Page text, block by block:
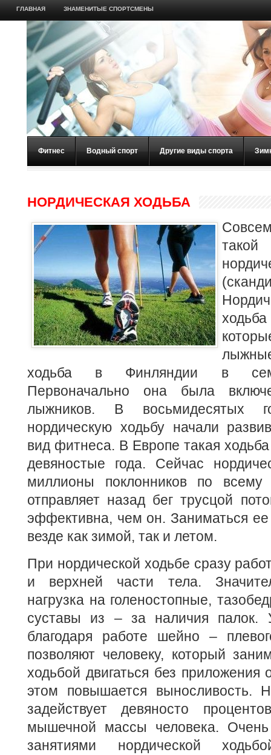
ГЛАВНАЯ ЗНАМЕНИТЫЕ СПОРТСМЕНЫ
Фитнес Водный спорт Другие виды спорта
НОРДИЧЕСКАЯ ХОДЬБА
ходьба в Финляндии в
Первоначально она была
лыжников. В восьмидесятых
нордическую ходьбу начали
вид фитнеса. В Европе такая
девяностые года. Сейчас
миллионы поклонников по
отправляет назад бег трусцой
эффективна, чем он. Заниматься ее
везде как зимой, так и летом.
При нордической ходьбе сразу
и верхней части тела.
нагрузка на голеностопные,
суставы из – за наличия палок.
благодаря работе шейно –
позволяют человеку, который
ходьбой двигаться без
этом повышается выносливость.
задействует девяносто
мышечной массы человека.
занятиями нордической